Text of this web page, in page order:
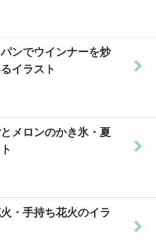
ンでウインナーを炒
イラスト
メロンのかき氷・夏
・手持ち花火のイラ